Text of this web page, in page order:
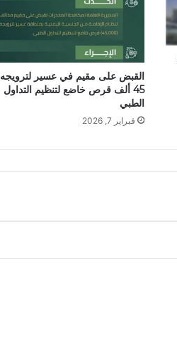
القبض على مقيم في عسير لترويجه
45 ألف قرص خاضع لتنظيم التداول
الطبي
فبراير 7, 2026